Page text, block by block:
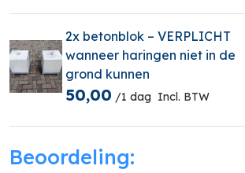
2x betonblok – VERPLICHT
wanneer haringen niet in de
grond kunnen
50,00 /1 dag Incl. BTW
Beoordeling: